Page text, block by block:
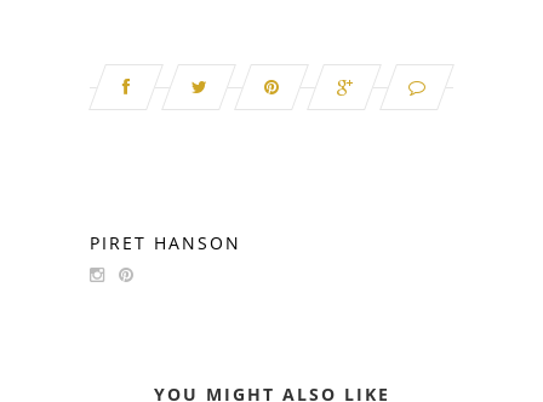
PIRET HANSON
YOU MIGHT ALSO LIKE